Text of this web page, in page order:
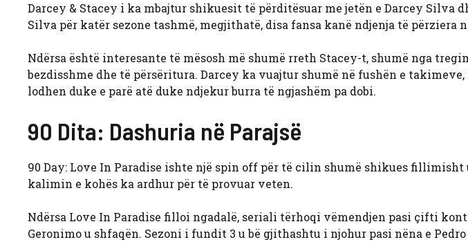
Darcey & Stacey i ka mbajtur shikuesit të përditësuar me jetën e Darcey Silva
Silva për katër sezone tashmë, megjithatë, disa fansa kanë ndjenja të përziera
Ndërsa është interesante të mësosh më shumë rreth Stacey-t, shumë nga
bezdisshme dhe të përsëritura. Darcey ka vuajtur shumë në fushën e
lodhen duke e parë atë duke ndjekur burra të ngjashëm pa dobi.
90 Dita: Dashuria në Parajsë
90 Day: Love In Paradise ishte një spin off për të cilin shumë shikues fillimisht
kalimin e kohës ka ardhur për të provuar veten.
Ndërsa Love In Paradise filloi ngadalë, seriali tërhoqi vëmendjen pasi çifti
Geronimo u shfaqën. Sezoni i fundit 3 u bë gjithashtu i njohur pasi nëna e